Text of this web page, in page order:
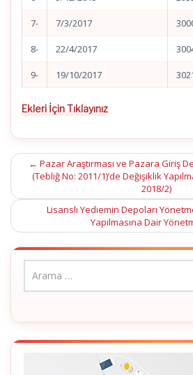
7- 7/3/2017
8- 22/4/2017
9- 19/10/2017
Ekleri İçin Tıklayınız
Post
navigation
← Pazar Araştırması ve Pazara Giriş
(Tebliğ No: 2011/1)’de Değişiklik
2018/2)
Lisanslı Yediemin Depoları
Yapılmasına Dair